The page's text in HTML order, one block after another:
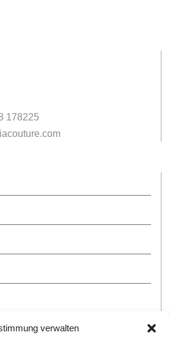
verwalten
178225